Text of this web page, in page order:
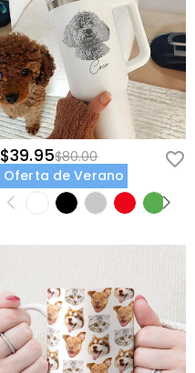
$39.95$80.00
Oferta de Verano